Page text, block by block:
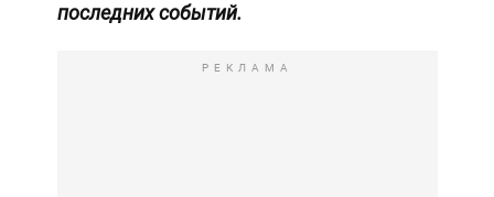
последних событий.
РЕКЛАМА